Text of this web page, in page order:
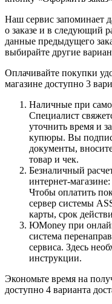
Наш сервис запоминает
о заказе и в следующий
данные предыдущего
выбирайте другие
Оплачивайте покупки
магазине доступно 3
Наличные при
Специалист
уточнить время и
купюры. Вы
документы,
товар и чек.
Безналичный
интернет-
Чтобы оплатить
сервер системы
карты, срок
ЮMoney при
система
сервиса. Здесь
инструкции.
Экономьте время на
доступно 4 варианта